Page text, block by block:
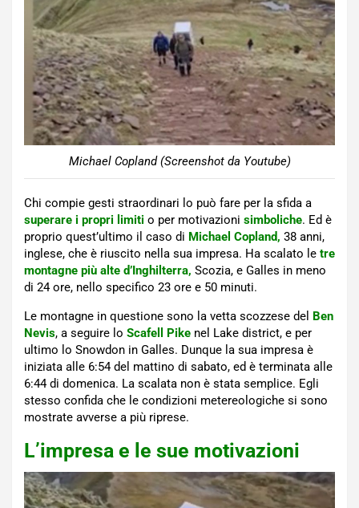
Michael Copland (Screenshot da Youtube)
Chi compie gesti straordinari lo può fare per la sfida a
superare i propri limiti o per motivazioni simboliche. Ed è
proprio quest’ultimo il caso di Michael Copland, 38 anni,
inglese, che è riuscito nella sua impresa. Ha scalato le tre
montagne più alte d’Inghilterra, Scozia, e Galles in meno
di 24 ore, nello specifico 23 ore e 50 minuti.
Le montagne in questione sono la vetta scozzese del Ben
Nevis, a seguire lo Scafell Pike nel Lake district, e per
ultimo lo Snowdon in Galles. Dunque la sua impresa è
iniziata alle 6:54 del mattino di sabato, ed è terminata alle
6:44 di domenica. La scalata non è stata semplice. Egli
stesso confida che le condizioni metereologiche si sono
mostrate avverse a più riprese.
L’impresa e le sue motivazioni